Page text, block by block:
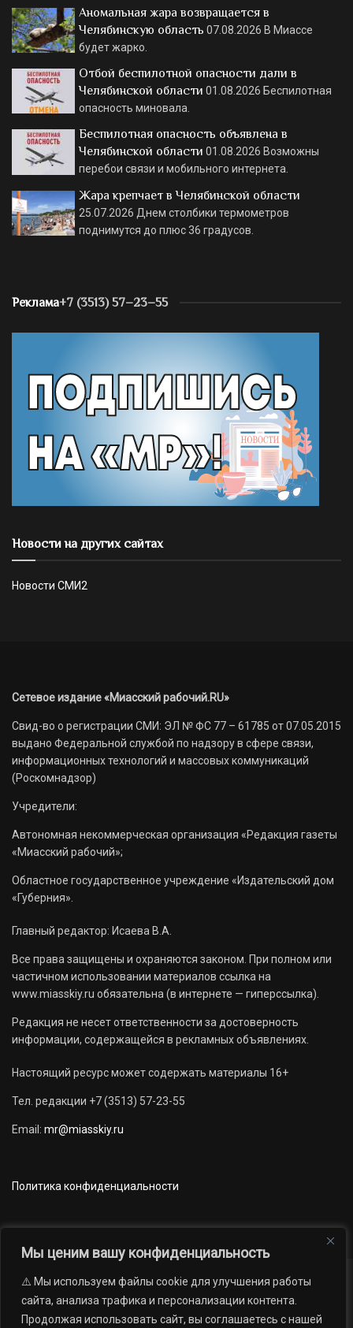
Мы ценим вашу конфиденциальность
⚠️ Мы используем файлы cookie для улучшения работы
сайта, анализа трафика и персонализации контента.
Продолжая использовать сайт, вы соглашаетесь с нашей
Аномальная жара возвращается в
Челябинскую область 07.08.2026 В Миассе
будет жарко.
Отбой беспилотной опасности дали в
Челябинской области 01.08.2026 Беспилотная
опасность миновала.
Беспилотная опасность объявлена в
Челябинской области 01.08.2026 Возможны
перебои связи и мобильного интернета.
Жара крепчает в Челябинской области
25.07.2026 Днем столбики термометров
поднимутся до плюс 36 градусов.
Реклама+7 (3513) 57–23–55
Новости на других сайтах
Новости СМИ2
Сетевое издание «Миасский рабочий.RU»
Свид-во о регистрации СМИ: ЭЛ № ФС 77 – 61785 от 07.05.2015
выдано Федеральной службой по надзору в сфере связи,
информационных технологий и массовых коммуникаций
(Роскомнадзор)
Учредители:
Автономная некоммерческая организация «Редакция газеты
«Миасский рабочий»;
Областное государственное учреждение «Издательский дом
«Губерния».
Главный редактор: Исаева В.А.
Все права защищены и охраняются законом. При полном или
частичном использовании материалов ссылка на
www.miasskiy.ru обязательна (в интернете — гиперссылка).
Редакция не несет ответственности за достоверность
информации, содержащейся в рекламных объявлениях.
Настоящий ресурс может содержать материалы 16+
Тел. редакции +7 (3513) 57-23-55
Email: mr@miasskiy.ru
Политика конфиденциальности
Новости Наши проекты
Официально
АРХИВ
16+